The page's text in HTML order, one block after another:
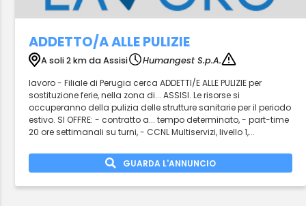
ADDETTO/A ALLE PULIZIE
A soli 2 km da Assisi
Humangest S.p.A.
lavoro - Filiale di Perugia cerca ADDETTI/E ALLE PULIZIE per
sostituzione ferie, nella zona di... ASSISI. Le risorse si
occuperanno della pulizia delle strutture sanitarie per il periodo
estivo. SI OFFRE: - contratto a... tempo determinato, - part-time
20 ore settimanali su turni, - CCNL Multiservizi, livello 1,...
GUARDA L'ANNUNCIO